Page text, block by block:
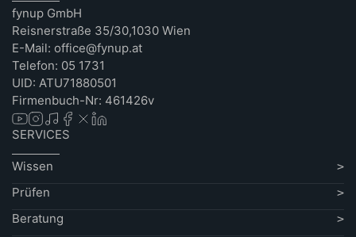
fynup GmbH
Reisnerstraße 35/30,1030 Wien
E-Mail: office@fynup.at
Telefon: 05 1731
UID: ATU71880501
Firmenbuch-Nr: 461426v
SERVICES
Wissen
Prüfen
Beratung